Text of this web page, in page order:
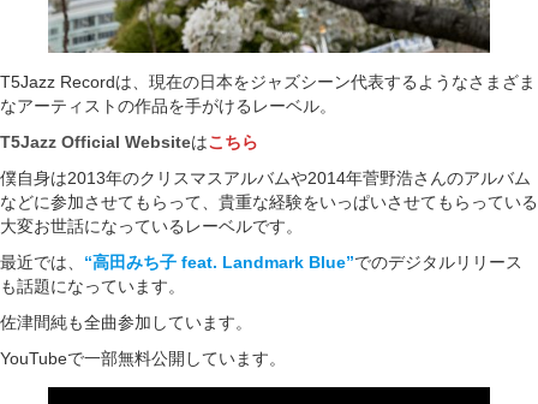
T5Jazz Recordは、現在の日本をジャズシーン代表するようなさまざま
なアーティストの作品を手がけるレーベル。
T5Jazz Official Websiteはこちら
僕自身は2013年のクリスマスアルバムや2014年菅野浩さんのアルバム
などに参加させてもらって、貴重な経験をいっぱいさせてもらっている
大変お世話になっているレーベルです。
最近では、 “高田みち子 feat. Landmark Blue”でのデジタルリリース
も話題になっています。
佐津間純も全曲参加しています。
YouTubeで一部無料公開しています。